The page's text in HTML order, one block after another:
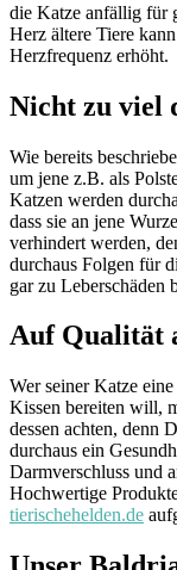
die Katze anfällig für
Herz ältere Tiere
Herzfrequenz erhöht.
Nicht zu viel
Wie bereits
um jene z.B. als
Katzen werden
dass sie an jene
verhindert werden,
durchaus Folgen für
gar zu Leberschäden
Auf Qualität
Wer seiner Katze
Kissen bereiten will,
dessen achten, denn
durchaus ein
Darmverschluss und
Hochwertige
tierischehelden.de